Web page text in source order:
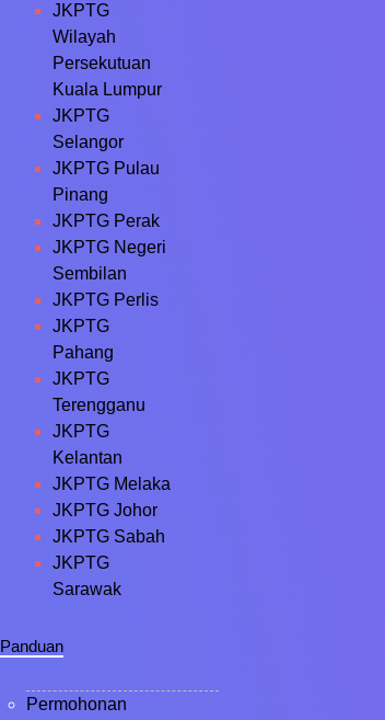
JKPTG
Wilayah
Persekutuan
Kuala Lumpur
JKPTG
Selangor
JKPTG Pulau
Pinang
JKPTG Perak
JKPTG Negeri
Sembilan
JKPTG Perlis
JKPTG
Pahang
JKPTG
Terengganu
JKPTG
Kelantan
JKPTG Melaka
JKPTG Johor
JKPTG Sabah
JKPTG
Sarawak
Panduan
Permohonan